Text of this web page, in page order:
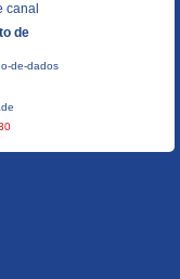
canal
de
de-dados